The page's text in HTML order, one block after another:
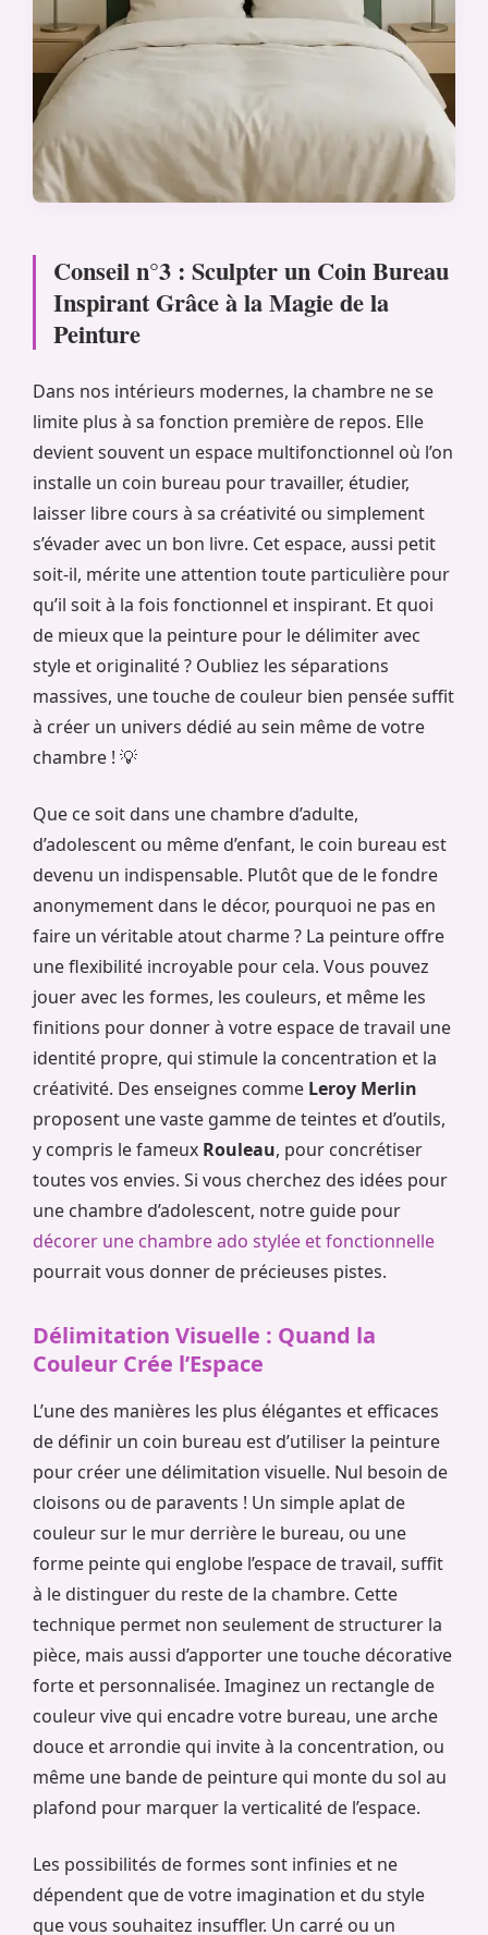
Conseil n°3 : Sculpter un Coin Bureau
Inspirant Grâce à la Magie de la
Peinture
Dans nos intérieurs modernes, la chambre ne se
limite plus à sa fonction première de repos. Elle
devient souvent un espace multifonctionnel où l’on
installe un coin bureau pour travailler, étudier,
laisser libre cours à sa créativité ou simplement
s’évader avec un bon livre. Cet espace, aussi petit
soit-il, mérite une attention toute particulière pour
qu’il soit à la fois fonctionnel et inspirant. Et quoi
de mieux que la peinture pour le délimiter avec
style et originalité ? Oubliez les séparations
massives, une touche de couleur bien pensée suffit
à créer un univers dédié au sein même de votre
chambre ! 💡
Que ce soit dans une chambre d’adulte,
d’adolescent ou même d’enfant, le coin bureau est
devenu un indispensable. Plutôt que de le fondre
anonymement dans le décor, pourquoi ne pas en
faire un véritable atout charme ? La peinture offre
une flexibilité incroyable pour cela. Vous pouvez
jouer avec les formes, les couleurs, et même les
finitions pour donner à votre espace de travail une
identité propre, qui stimule la concentration et la
créativité. Des enseignes comme Leroy Merlin
proposent une vaste gamme de teintes et d’outils,
y compris le fameux Rouleau, pour concrétiser
toutes vos envies. Si vous cherchez des idées pour
une chambre d’adolescent, notre guide pour
décorer une chambre ado stylée et fonctionnelle
pourrait vous donner de précieuses pistes.
Délimitation Visuelle : Quand la
Couleur Crée l’Espace
L’une des manières les plus élégantes et efficaces
de définir un coin bureau est d’utiliser la peinture
pour créer une délimitation visuelle. Nul besoin de
cloisons ou de paravents ! Un simple aplat de
couleur sur le mur derrière le bureau, ou une
forme peinte qui englobe l’espace de travail, suffit
à le distinguer du reste de la chambre. Cette
technique permet non seulement de structurer la
pièce, mais aussi d’apporter une touche décorative
forte et personnalisée. Imaginez un rectangle de
couleur vive qui encadre votre bureau, une arche
douce et arrondie qui invite à la concentration, ou
même une bande de peinture qui monte du sol au
plafond pour marquer la verticalité de l’espace.
Les possibilités de formes sont infinies et ne
dépendent que de votre imagination et du style
que vous souhaitez insuffler. Un carré ou un